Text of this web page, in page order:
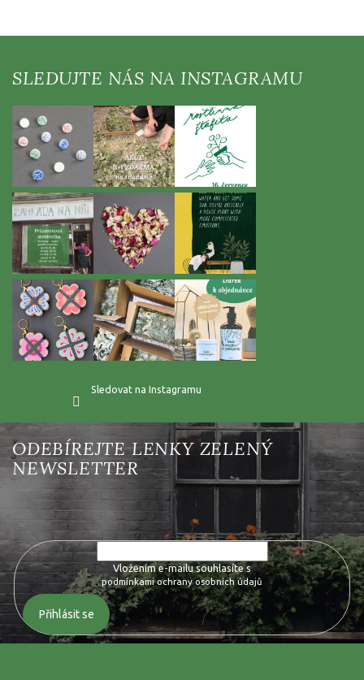
Sledovat na Instagramu
Vložte svůj e-mail a my vám budeme zasílat informace o nových
produktech na našem e-shopu.
Vložením e-mailu souhlasíte s
podmínkami ochrany osobních údajů
Přihlásit se